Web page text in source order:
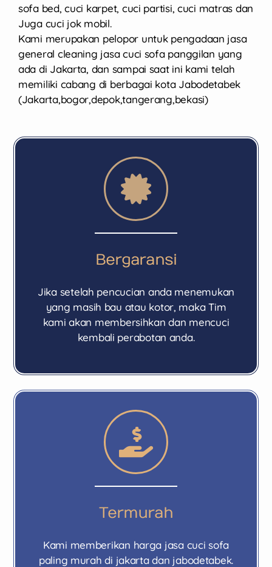
sofa bed, cuci karpet, cuci partisi, cuci matras dan
Juga cuci jok mobil.
Kami merupakan pelopor untuk pengadaan jasa
general cleaning jasa cuci sofa panggilan yang
ada di Jakarta, dan sampai saat ini kami telah
memiliki cabang di berbagai kota Jabodetabek
(Jakarta,bogor,depok,tangerang,bekasi)
Bergaransi
Jika setelah pencucian anda menemukan
yang masih bau atau kotor, maka Tim
kami akan membersihkan dan mencuci
kembali perabotan anda.
Termurah
Kami memberikan harga jasa cuci sofa
paling murah di jakarta dan jabodetabek.